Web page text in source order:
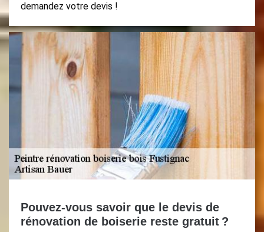
demandez votre devis !
Pouvez-vous savoir que le devis de
rénovation de boiserie reste gratuit ?